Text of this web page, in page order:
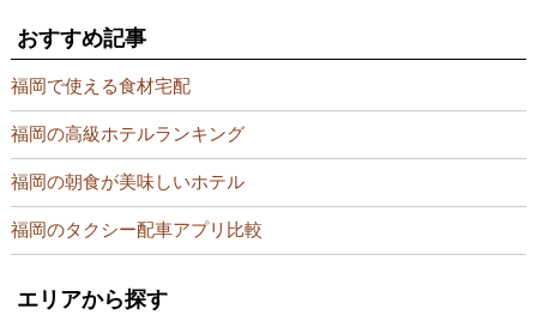
おすすめ記事
福岡で使える食材宅配
福岡の高級ホテルランキング
福岡の朝食が美味しいホテル
福岡のタクシー配車アプリ比較
エリアから探す